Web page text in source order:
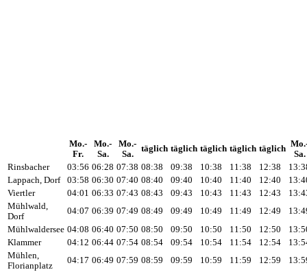
Mo.-
Fr.
Mo.-
Sa.
Mo.-
Sa.
täglich täglich täglich täglich täglich
Sa.
Rinsbacher
03:56 06:28 07:38 08:38 09:38 10:38 11:38 12:38
Lappach, Dorf
03:58 06:30 07:40 08:40 09:40 10:40 11:40 12:40
Viertler
04:01 06:33 07:43 08:43 09:43 10:43 11:43 12:43
Mühlwald,
Dorf
04:07 06:39 07:49 08:49 09:49 10:49 11:49 12:49
Mühlwaldersee 04:08 06:40 07:50 08:50 09:50 10:50 11:50 12:50
Klammer
04:12 06:44 07:54 08:54 09:54 10:54 11:54 12:54
Mühlen,
Florianplatz
04:17 06:49 07:59 08:59 09:59 10:59 11:59 12:59